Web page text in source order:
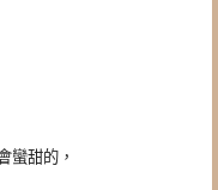
蠻甜的，